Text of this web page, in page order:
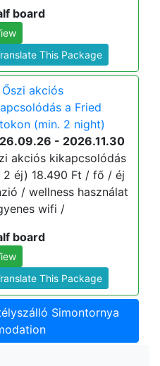
board
This Package
akciós
a Fried
(min. 2 night)
- 2026.11.30
akciós kikapcsolódás
2 éj) 18.490 Ft / fő / éj
/ wellness használat
wifi /
board
This Package
Simontornya